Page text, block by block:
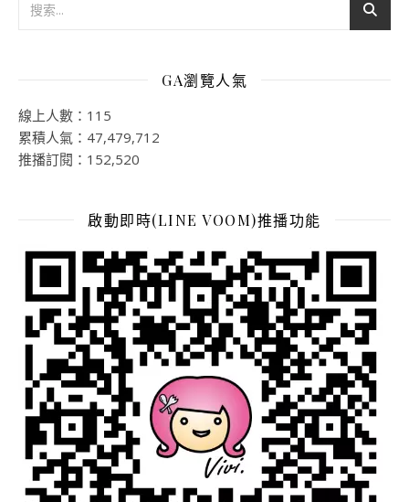
GA瀏覽人氣
線上人數：115
累積人氣：47,479,712
推播訂閱：152,520
啟動即時(LINE VOOM)推播功能